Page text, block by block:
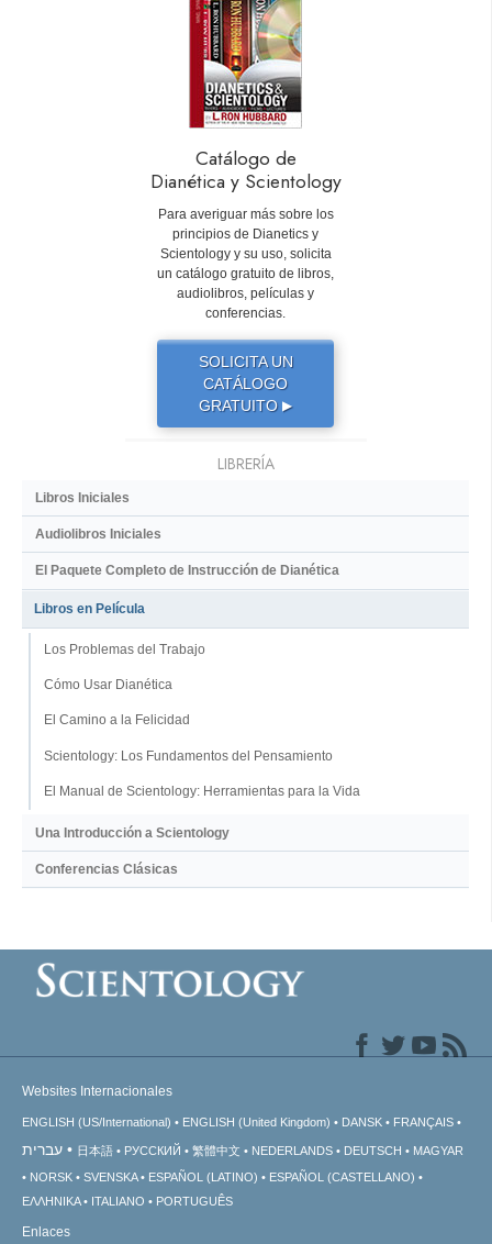
Catálogo de
Dianética y Scientology
Para averiguar más sobre los
principios de Dianetics y
Scientology y su uso, solicita
un catálogo gratuito de libros,
audiolibros, películas y
conferencias.
SOLICITA UN
CATÁLOGO
GRATUITO ▶
LIBRERÍA
Libros Iniciales
Audiolibros Iniciales
El Paquete Completo de Instrucción de Dianética
Libros en Película
Los Problemas del Trabajo
Cómo Usar Dianética
El Camino a la Felicidad
Scientology: Los Fundamentos del Pensamiento
El Manual de Scientology: Herramientas para la Vida
Una Introducción a Scientology
Conferencias Clásicas
Websites Internacionales
ENGLISH (US/International) ENGLISH (United Kingdom) DANSK FRANÇAIS
עברית 日本語 РУССКИЙ 繁體中文 NEDERLANDS DEUTSCH
MAGYAR
NORSK
SVENSKA ESPAÑOL (LATINO)
ESPAÑOL (CASTELLANO)
ΕΛΛΗΝΙΚA
ITALIANO PORTUGUÊS
Enlaces